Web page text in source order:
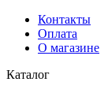
Контакты
Оплата
О магазине
Каталог